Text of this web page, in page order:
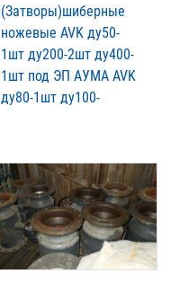
(Затворы)шиберные
ножевые AVK ду50-
1шт ду200-2шт ду400-
1шт под ЭП АУМА AVK
ду80-1шт ду100-